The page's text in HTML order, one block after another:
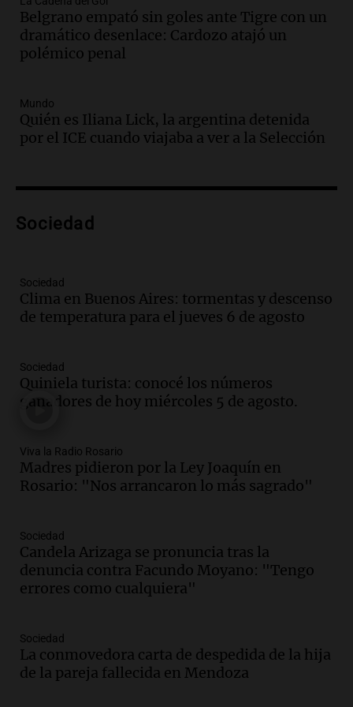
de hacienda: “Las tecnologías no
reemplazan el contacto con la gente”
La Argentina, hoy
Audio.
un pozo de 17 metros en Nueva Córdoba
Panorama Federal
Audio.Lanzamiento del Tigo 7 CSH: el
al mercado argentino
Audio.
Mundial de Natación de Invierno con
récords y atletas de 20 países
Audio.Conductor imputado por
accidente fatal en San Luis dejó tres
Episodios
Audio.Historiador de la UBA celebró la
marcha atrás en la Ley de Tierras:
Amamos Argentina
Episodios
Audio.Ahyre estuvo en el Estudio
Federal Sancor Seguros y adelantó su
Episodios
Audio.Cierre del Paso Internacional
Cristo Redentor por acumulación de
Belgrano empató sin goles ante Tigre con un
dramático desenlace: Cardozo atajó un
polémico penal
Mundo
Quién es Iliana Lick, la argentina detenida
por el ICE cuando viajaba a ver a la Selección
Sociedad
Sociedad
Clima en Buenos Aires: tormentas y descenso
de temperatura para el jueves 6 de agosto
Sociedad
Quiniela turista: conocé los números
ganadores de hoy miércoles 5 de agosto.
Viva la Radio Rosario
Madres pidieron por la Ley Joaquín en
Rosario: "Nos arrancaron lo más sagrado"
Sociedad
Candela Arizaga se pronuncia tras la
denuncia contra Facundo Moyano: "Tengo
errores como cualquiera"
Sociedad
La conmovedora carta de despedida de la hija
de la pareja fallecida en Mendoza